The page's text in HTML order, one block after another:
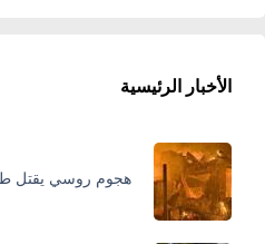
الأخبار الرئيسية
هجوم روسي يقتل